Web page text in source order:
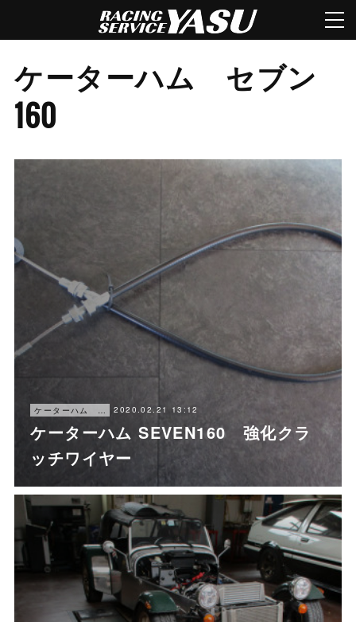
ケーターハム セブン
160
2020.02.21 13:12
ケーターハム SEVEN160 強化クラ
ッチワイヤー